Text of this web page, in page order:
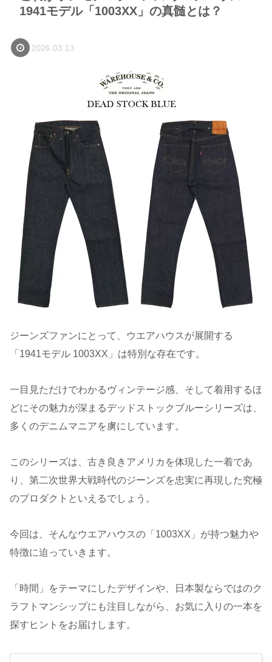
1941モデル「1003XX」の真髄とは？
2026.03.13
ジーンズファンにとって、ウエアハウスが展開する
「1941モデル 1003XX」は特別な存在です。
一目見ただけでわかるヴィンテージ感、そして着用するほ
どにその魅力が深まるデッドストックブルーシリーズは、
多くのデニムマニアを虜にしています。
このシリーズは、古き良きアメリカを体現した一着であ
り、第二次世界大戦時代のジーンズを忠実に再現した究極
のプロダクトといえるでしょう。
今回は、そんなウエアハウスの「1003XX」が持つ魅力や
特徴に迫っていきます。
「時間」をテーマにしたデザインや、日本製ならではのク
ラフトマンシップにも注目しながら、お気に入りの一本を
探すヒントをお届けします。